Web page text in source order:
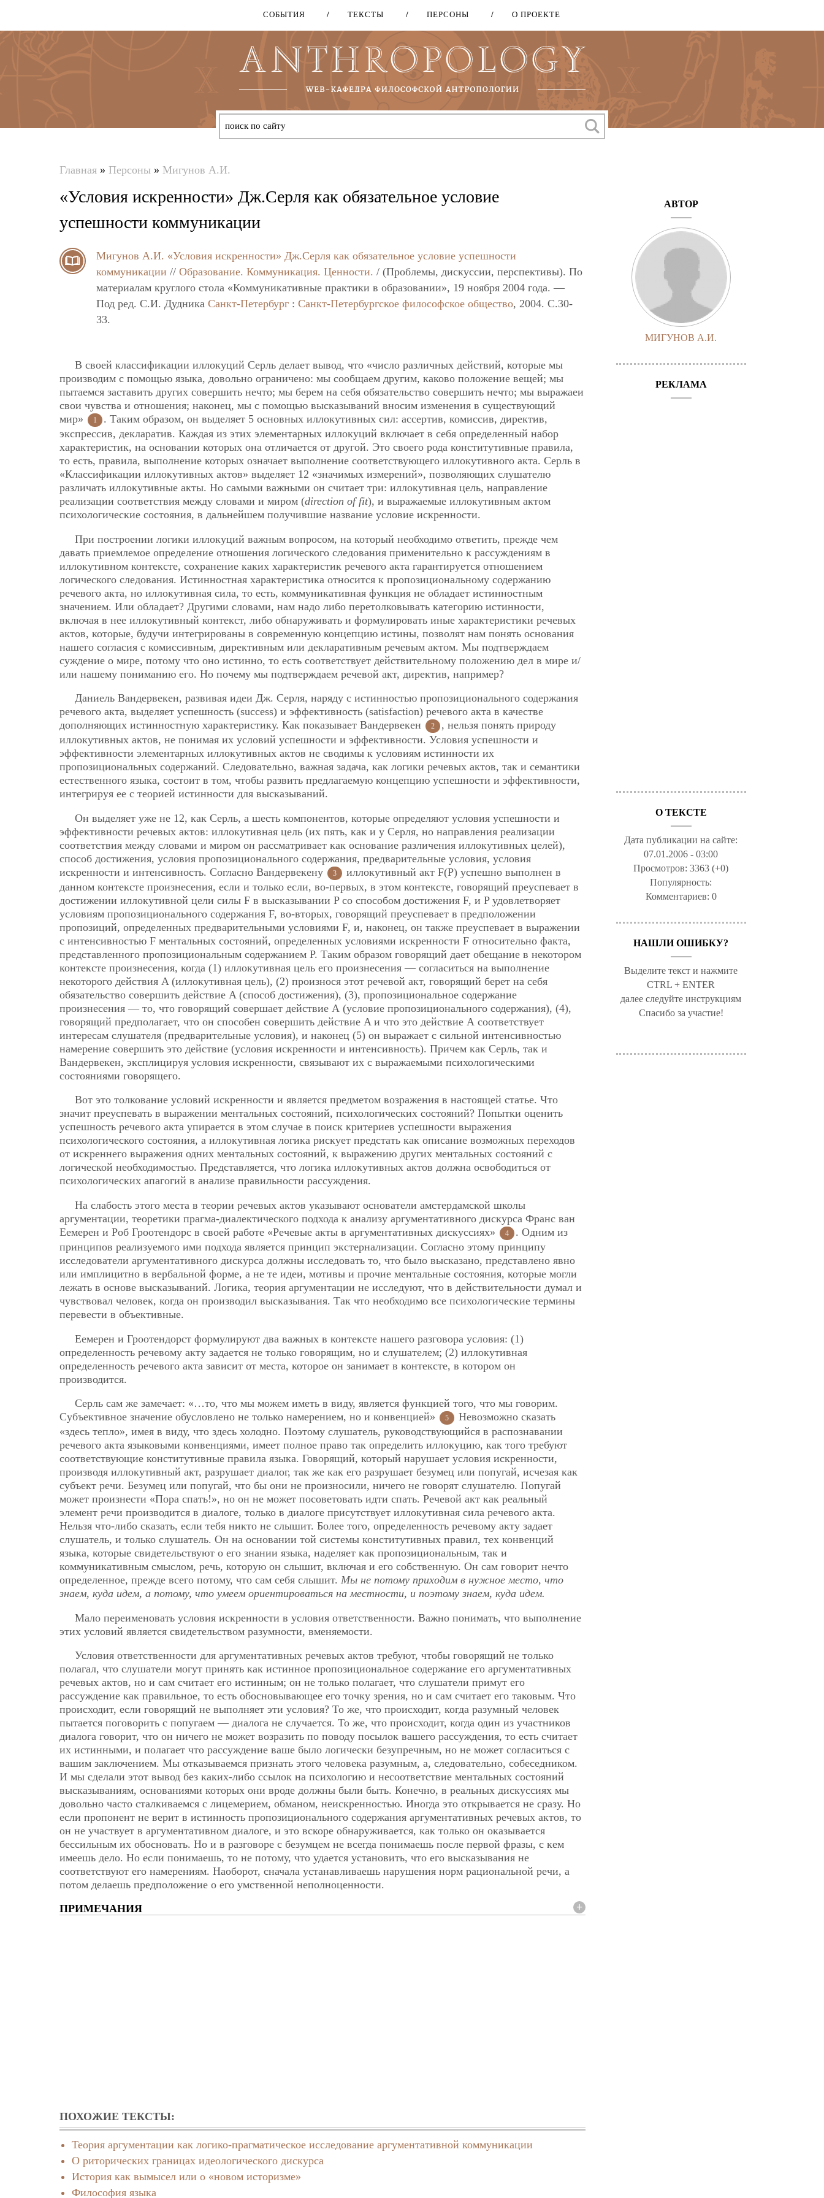
Перейти
основному
содержанию
СОБЫТИЯ ТЕКСТЫ ПЕРСОНЫ О ПРОЕКТЕ
здесь
Главная » Персоны » Мигунов А.И.
«Условия искренности» Дж.Серля как обязательное условие
успешности коммуникации
Мигунов А.И. «Условия искренности» Дж.Серля как обязательное условие успешности
коммуникации // Образование. Коммуникация. Ценности. / (Проблемы, дискуссии, перспективы). По
материалам круглого стола «Коммуникативные практики в образовании», 19 ноября 2004 года. —
Под ред. С.И. Дудника Санкт-Петербург : Санкт-Петербургское философское общество, 2004. C.30-
33.
В своей классификации иллокуций Серль делает вывод, что «число различных действий, которые мы
производим с помощью языка, довольно ограничено: мы сообщаем другим, каково положение вещей; мы
пытаемся заставить других совершить нечто; мы берем на себя обязательство совершить нечто; мы выражаеи
свои чувства и отношения; наконец, мы с помощью высказываний вносим изменения в существующий
мир»
1
. Таким образом, он выделяет 5 основных иллокутивных сил: ассертив, комиссив, директив,
экспрессив, декларатив. Каждая из этих элементарных иллокуций включает в себя определенный набор
характеристик, на основании которых она отличается от другой. Это своего рода конститутивные правила,
то есть, правила, выполнение которых означает выполнение соответствующего иллокутивного акта. Серль в
«Классификации иллокутивных актов» выделяет 12 «значимых измерений», позволяющих слушателю
различать иллокутивные акты. Но самыми важными он считает три: иллокутивная цель, направление
реализации соответствия между словами и миром (direction of fit), и выражаемые иллокутивным актом
психологические состояния, в дальнейшем получившие название условие искренности.
При построении логики иллокуций важным вопросом, на который необходимо ответить, прежде чем
давать приемлемое определение отношения логического следования применительно к рассуждениям в
иллокутивном контексте, сохранение каких характеристик речевого акта гарантируется отношением
логического следования. Истинностная характеристика относится к пропозициональному содержанию
речевого акта, но иллокутивная сила, то есть, коммуникативная функция не обладает истинностным
значением. Или обладает? Другими словами, нам надо либо перетолковывать категорию истинности,
включая в нее иллокутивный контекст, либо обнаруживать и формулировать иные характеристики речевых
актов, которые, будучи интегрированы в современную концепцию истины, позволят нам понять основания
нашего согласия с комиссивным, директивным или декларативным речевым актом. Мы подтверждаем
суждение о мире, потому что оно истинно, то есть соответствует действительному положению дел в мире и/
или нашему пониманию его. Но почему мы подтверждаем речевой акт, директив, например?
Даниель Вандервекен, развивая идеи Дж. Серля, наряду с истинностью пропозиционального содержания
речевого акта, выделяет успешность (success) и эффективность (satisfaction) речевого акта в качестве
дополняющих истинностную характеристику. Как показывает Вандервекен
2
, нельзя понять природу
иллокутивных актов, не понимая их условий успешности и эффективности. Условия успешности и
эффективности элементарных иллокутивных актов не сводимы к условиям истинности их
пропозициональных содержаний. Следовательно, важная задача, как логики речевых актов, так и семантики
естественного языка, состоит в том, чтобы развить предлагаемую концепцию успешности и эффективности,
интегрируя ее с теорией истинности для высказываний.
Он выделяет уже не 12, как Серль, а шесть компонентов, которые определяют условия успешности и
эффективности речевых актов: иллокутивная цель (их пять, как и у Серля, но направления реализации
соответствия между словами и миром он рассматривает как основание различения иллокутивных целей),
способ достижения, условия пропозиционального содержания, предварительные условия, условия
искренности и интенсивность. Согласно Вандервекену
3
иллокутивный акт F(P) успешно выполнен в
данном контексте произнесения, если и только если, во-первых, в этом контексте, говорящий преуспевает в
достижении иллокутивной цели силы F в высказывании P со способом достижения F, и P удовлетворяет
условиям пропозиционального содержания F, во-вторых, говорящий преуспевает в предположении
пропозиций, определенных предварительными условиями F, и, наконец, он также преуспевает в выражении
с интенсивностью F ментальных состояний, определенных условиями искренности F относительно факта,
представленного пропозициональным содержанием P. Таким образом говорящий дает обещание в некотором
контексте произнесения, когда (1) иллокутивная цель его произнесения — согласиться на выполнение
некоторого действия A (иллокутивная цель), (2) произнося этот речевой акт, говорящий берет на себя
обязательство совершить действие A (способ достижения), (3), пропозициональное содержание
произнесения — то, что говорящий совершает действие А (условие пропозиционального содержания), (4),
говорящий предполагает, что он способен совершить действие A и что это действие А соответствует
интересам слушателя (предварительные условия), и наконец (5) он выражает с сильной интенсивностью
намерение совершить это действие (условия искренности и интенсивность). Причем как Серль, так и
Вандервекен, эксплицируя условия искренности, связывают их с выражаемыми психологическими
состояниями говорящего.
Вот это толкование условий искренности и является предметом возражения в настоящей статье. Что
значит преуспевать в выражении ментальных состояний, психологических состояний? Попытки оценить
успешность речевого акта упирается в этом случае в поиск критериев успешности выражения
психологического состояния, а иллокутивная логика рискует предстать как описание возможных переходов
от искреннего выражения одних ментальных состояний, к выражению других ментальных состояний с
логической необходимостью. Представляется, что логика иллокутивных актов должна освободиться от
психологических апагогий в анализе правильности рассуждения.
На слабость этого места в теории речевых актов указывают основатели амстердамской школы
аргументации, теоретики прагма-диалектического подхода к анализу аргументативного дискурса Франс ван
Еемерен и Роб Гроотендорс в своей работе «Речевые акты в аргументативных дискуссиях»
4
. Одним из
принципов реализуемого ими подхода является принцип экстернализации. Согласно этому принципу
исследователи аргументативного дискурса должны исследовать то, что было высказано, представлено явно
или имплицитно в вербальной форме, а не те идеи, мотивы и прочие ментальные состояния, которые могли
лежать в основе высказываний. Логика, теория аргументации не исследуют, что в действительности думал и
чувствовал человек, когда он производил высказывания. Так что необходимо все психологические термины
перевести в объективные.
Еемерен и Гроотендорст формулируют два важных в контексте нашего разговора условия: (1)
определенность речевому акту задается не только говорящим, но и слушателем; (2) иллокутивная
определенность речевого акта зависит от места, которое он занимает в контексте, в котором он
производится.
Серль сам же замечает: «…то, что мы можем иметь в виду, является функцией того, что мы говорим.
Субъективное значение обусловлено не только намерением, но и конвенцией»
5
Невозможно сказать
«здесь тепло», имея в виду, что здесь холодно. Поэтому слушатель, руководствующийся в распознавании
речевого акта языковыми конвенциями, имеет полное право так определить иллокуцию, как того требуют
соответствующие конститутивные правила языка. Говорящий, который нарушает условия искренности,
производя иллокутивный акт, разрушает диалог, так же как его разрушает безумец или попугай, исчезая как
субъект речи. Безумец или попугай, что бы они не произносили, ничего не говорят слушателю. Попугай
может произнести «Пора спать!», но он не может посоветовать идти спать. Речевой акт как реальный
элемент речи производится в диалоге, только в диалоге присутствует иллокутивная сила речевого акта.
Нельзя что-либо сказать, если тебя никто не слышит. Более того, определенность речевому акту задает
слушатель, и только слушатель. Он на основании той системы конститутивных правил, тех конвенций
языка, которые свидетельствуют о его знании языка, наделяет как пропозициональным, так и
коммуникативным смыслом, речь, которую он слышит, включая и его собственную. Он сам говорит нечто
определенное, прежде всего потому, что сам себя слышит. Мы не потому приходим в нужное место, что
знаем, куда идем, а потому, что умеем ориентироваться на местности, и поэтому знаем, куда идем.
Мало переименовать условия искренности в условия ответственности. Важно понимать, что выполнение
этих условий является свидетельством разумности, вменяемости.
Условия ответственности для аргументативных речевых актов требуют, чтобы говорящий не только
полагал, что слушатели могут принять как истинное пропозициональное содержание его аргументативных
речевых актов, но и сам считает его истинным; он не только полагает, что слушатели примут его
рассуждение как правильное, то есть обосновывающее его точку зрения, но и сам считает его таковым. Что
происходит, если говорящий не выполняет эти условия? То же, что происходит, когда разумный человек
пытается поговорить с попугаем — диалога не случается. То же, что происходит, когда один из участников
диалога говорит, что он ничего не может возразить по поводу посылок вашего рассуждения, то есть считает
их истинными, и полагает что рассуждение ваше было логически безупречным, но не может согласиться с
вашим заключением. Мы отказываемся признать этого человека разумным, а, следовательно, собеседником.
И мы сделали этот вывод без каких-либо ссылок на психологию и несоответствие ментальных состояний
высказываниям, основаниями которых они вроде должны были быть. Конечно, в реальных дискуссиях мы
довольно часто сталкиваемся с лицемерием, обманом, неискренностью. Иногда это открывается не сразу. Но
если пропонент не верит в истинность пропозиционального содержания аргументативных речевых актов, то
он не участвует в аргументативном диалоге, и это вскоре обнаруживается, как только он оказывается
бессильным их обосновать. Но и в разговоре с безумцем не всегда понимаешь после первой фразы, с кем
имеешь дело. Но если понимаешь, то не потому, что удается установить, что его высказывания не
соответствуют его намерениям. Наоборот, сначала устанавливаешь нарушения норм рациональной речи, а
потом делаешь предположение о его умственной неполноценности.
ПРИМЕЧАНИЯ
ПОХОЖИЕ ТЕКСТЫ:
Теория аргументации как логико-прагматическое исследование аргументативной коммуникации
О риторических границах идеологического дискурса
История как вымысел или о «новом историзме»
Философия языка
АВТОР
МИГУНОВ А.И.
РЕКЛАМА
О ТЕКСТЕ
Дата публикации на сайте:
07.01.2006 - 03:00
Просмотров:3363 (+0)
Популярность:
Комментариев: 0
НАШЛИ ОШИБКУ?
Выделите текст и нажмите
CTRL + ENTER
далее следуйте инструкциям
Спасибо за участие!